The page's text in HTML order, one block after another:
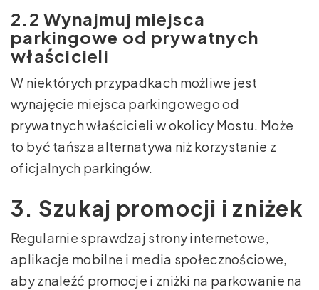
2.2 Wynajmuj miejsca
parkingowe od prywatnych
właścicieli
W niektórych przypadkach możliwe jest
wynajęcie miejsca parkingowego od
prywatnych właścicieli w okolicy Mostu. Może
to być tańsza alternatywa niż korzystanie z
oficjalnych parkingów.
3. Szukaj promocji i zniżek
Regularnie sprawdzaj strony internetowe,
aplikacje mobilne i media społecznościowe,
aby znaleźć promocje i zniżki na parkowanie na